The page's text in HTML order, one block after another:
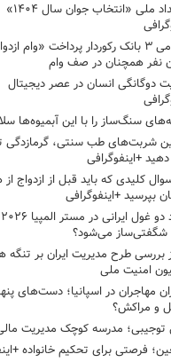
رویداد ملی «انتخاب جوان سال ۱۴۰۴»
اسامی ۳ بانک رکوردار پرداخت «وام
نفر همچنان در صف وام
دوگانگی انسان در عصر دیجیتال
سنگ‌ساز را با این آبمیوه‌ها
شربت‌های طب سنتی، گرمازدگی
+اینفوگرافی
سوال کلیدی که باید قبل از ازدواج
بپرسید +اینفوگرافی
شگفتی‌ساز می‌شود؟
بررسی طرح مدیریت ایران بر تنگه
امنیت ملی
مهاجران در اسپانیا؛ دست‌های
و مراکش؟
توجیبی؛ مدرسه کوچک مدیریت
فرصتی برای تحکیم خانواده